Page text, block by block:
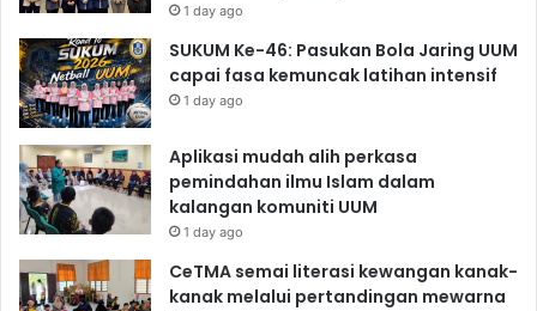
1 day ago
SUKUM Ke-46: Pasukan Bola Jaring UUM
capai fasa kemuncak latihan intensif
1 day ago
Aplikasi mudah alih perkasa
pemindahan ilmu Islam dalam
kalangan komuniti UUM
1 day ago
CeTMA semai literasi kewangan kanak-
kanak melalui pertandingan mewarna